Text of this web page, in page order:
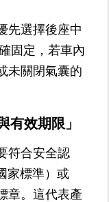
先選擇後座中
固定，若車內
未關閉氣囊的
有效期限」
符合安全認
家標準）或
章。這代表產